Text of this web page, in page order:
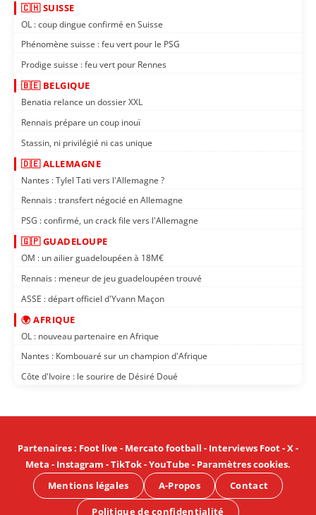
🇨🇭 SUISSE
OL : coup dingue confirmé en Suisse
Phénomène suisse : feu vert pour le PSG
Prodige suisse : feu vert pour Rennes
🇧🇪 BELGIQUE
Benatia relance un dossier XXL
Rennais prépare un coup inouï
Stassin, ni privilégié ni cas unique
🇩🇪 ALLEMAGNE
Nantes : Tylel Tati vers l'Allemagne ?
Rennais : transfert négocié en Allemagne
PSG : confirmé, un crack file vers l'Allemagne
🇬🇵 GUADELOUPE
OM : un ailier guadeloupéen à 18M€
Rennais : meneur de jeu guadeloupéen trouvé
ASSE : départ officiel d'Yvann Maçon
🌍 AFRIQUE
OL : nouveau partenaire en Afrique
Nantes : Kombouaré sur un champion d'Afrique
Côte d'Ivoire : le sourire de Désiré Doué
Partenaires: Foot live- Mercato football - Interviews Foot-X-
Meta - Instagram -TikTok-YouTube- Paramètres cookies.
Mentions légales
A-Propos Contact
Politique de confidentialité